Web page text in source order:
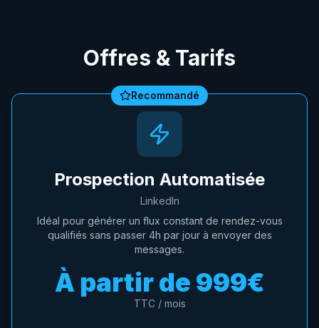
Offres & Tarifs
Recommandé
Prospection Automatisée
LinkedIn
Idéal pour générer un flux constant de rendez-vous
qualifiés sans passer 4h par jour à envoyer des
messages.
À partir de 999€
TTC / mois